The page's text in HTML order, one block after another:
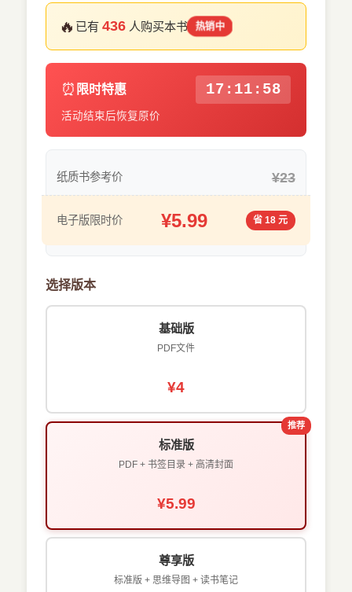
🔥 已有436 人购买本书 热销中
⏰ 限时特惠 17:11:57
活动结束后恢复原价
纸质书参考价 ¥23
电子版限时价 ¥5.99 省 18 元
选择版本
基础版
PDF文件
¥4
推荐
标准版
PDF + 书签目录 + 高清封面
¥5.99
尊享版
标准版 + 思维导图 + 读书笔记